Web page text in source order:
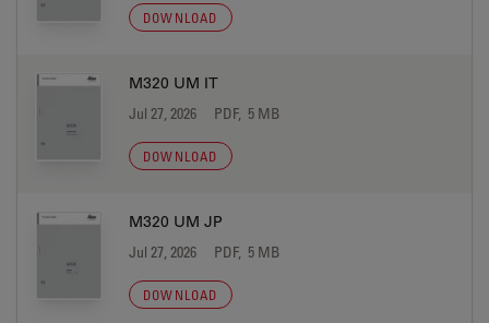
DOWNLOAD
M320 UM IT
Jul 27, 2026 PDF, 5 MB
DOWNLOAD
M320 UM JP
Jul 27, 2026 PDF, 5 MB
DOWNLOAD